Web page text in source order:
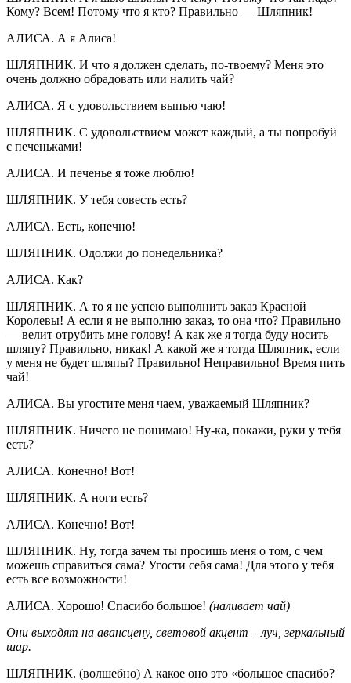
Кому? Всем! Потому что я кто? Правильно — Шляпник!
АЛИСА. А я Алиса!
ШЛЯПНИК. И что я должен сделать, по-твоему? Меня это
очень должно обрадовать или налить чай?
АЛИСА. Я с удовольствием выпью чаю!
ШЛЯПНИК. С удовольствием может каждый, а ты попробуй
с печеньками!
АЛИСА. И печенье я тоже люблю!
ШЛЯПНИК. У тебя совесть есть?
АЛИСА. Есть, конечно!
ШЛЯПНИК. Одолжи до понедельника?
АЛИСА. Как?
ШЛЯПНИК. А то я не успею выполнить заказ Красной
Королевы! А если я не выполню заказ, то она что? Правильно
— велит отрубить мне голову! А как же я тогда буду носить
шляпу? Правильно, никак! А какой же я тогда Шляпник, если
у меня не будет шляпы? Правильно! Неправильно! Время пить
чай!
АЛИСА. Вы угостите меня чаем, уважаемый Шляпник?
ШЛЯПНИК. Ничего не понимаю! Ну-ка, покажи, руки у тебя
есть?
АЛИСА. Конечно! Вот!
ШЛЯПНИК. А ноги есть?
АЛИСА. Конечно! Вот!
ШЛЯПНИК. Ну, тогда зачем ты просишь меня о том, с чем
можешь справиться сама? Угости себя сама! Для этого у тебя
есть все возможности!
АЛИСА. Хорошо! Спасибо большое! (наливает чай)
Они выходят на авансцену, световой акцент – луч, зеркальный
шар.
ШЛЯПНИК. (волшебно) А какое оно это «большое спасибо?